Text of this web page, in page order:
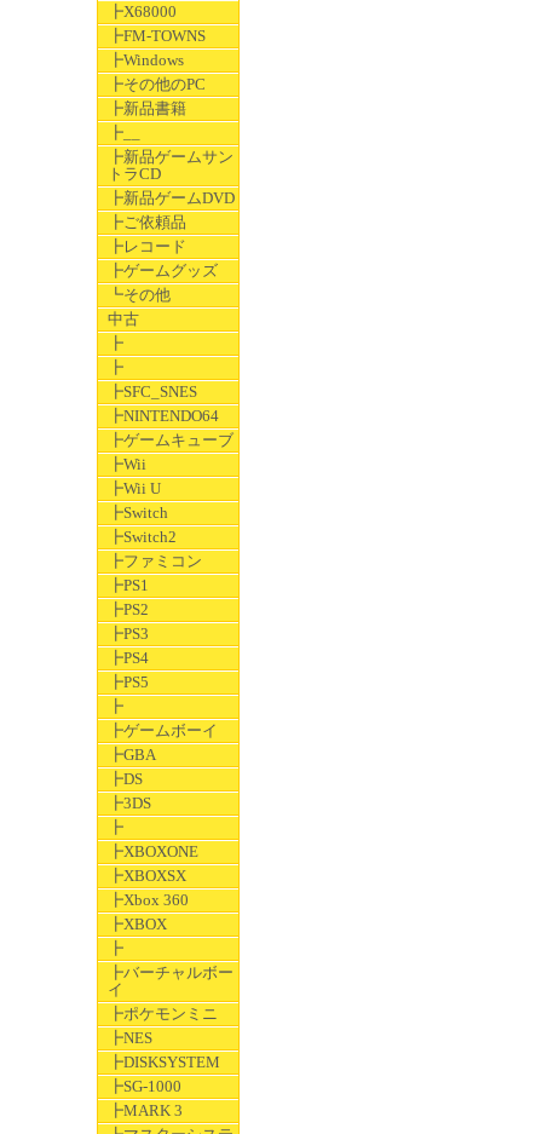
┣X68000
┣FM-TOWNS
┣Windows
┣その他のPC
┣新品書籍
┣__
┣新品ゲームサン
トラCD
┣新品ゲームDVD
┣ご依頼品
┣レコード
┣ゲームグッズ
┗その他
中古
┣
┣
┣SFC_SNES
┣NINTENDO64
┣ゲームキューブ
┣Wii
┣Wii U
┣Switch
┣Switch2
┣ファミコン
┣PS1
┣PS2
┣PS3
┣PS4
┣PS5
┣
┣ゲームボーイ
┣GBA
┣DS
┣3DS
┣
┣XBOXONE
┣XBOXSX
┣Xbox 360
┣XBOX
┣
┣バーチャルボー
イ
┣ポケモンミニ
┣NES
┣DISKSYSTEM
┣SG-1000
┣MARK 3